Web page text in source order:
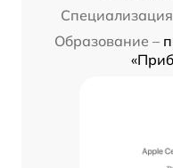
Образование –